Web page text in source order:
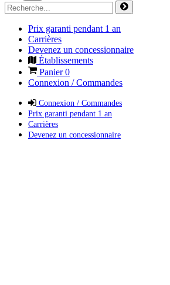
Prix garanti pendant 1 an
Carrières
Devenez un concessionnaire
Établissements
Panier0
Connexion / Commandes
Connexion / Commandes
Prix garanti pendant 1 an
Carrières
Devenez un concessionnaire